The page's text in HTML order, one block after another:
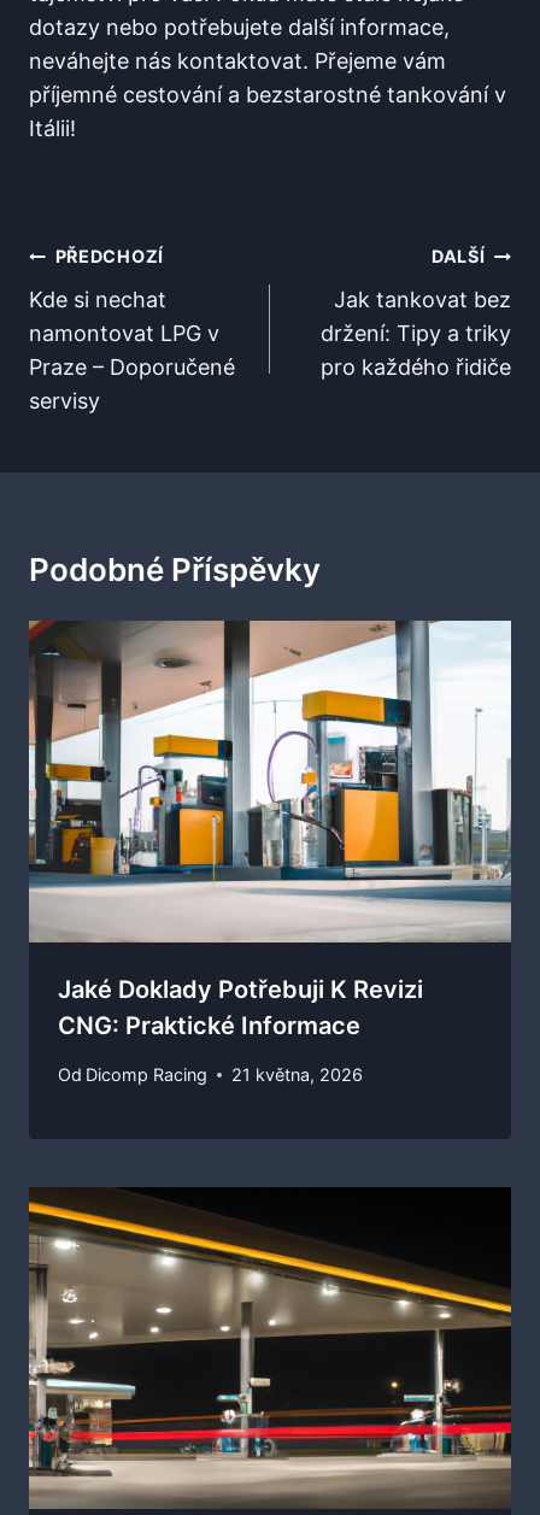
dotazy nebo potřebujete další informace, ​
neváhejte nás kontaktovat. Přejeme vám
příjemné ⁣cestování a bezstarostné tankování ⁢v
Itálii!
Navigace
Pro
Příspěvek
PŘEDCHOZÍ
Kde si nechat
namontovat LPG v
Praze – Doporučené
servisy
DALŠÍ
Jak tankovat bez
držení: Tipy a triky
pro každého řidiče
Podobné Příspěvky
Jaké Doklady Potřebuji K Revizi
CNG: Praktické Informace
Od Dicomp Racing 21 května, 2026